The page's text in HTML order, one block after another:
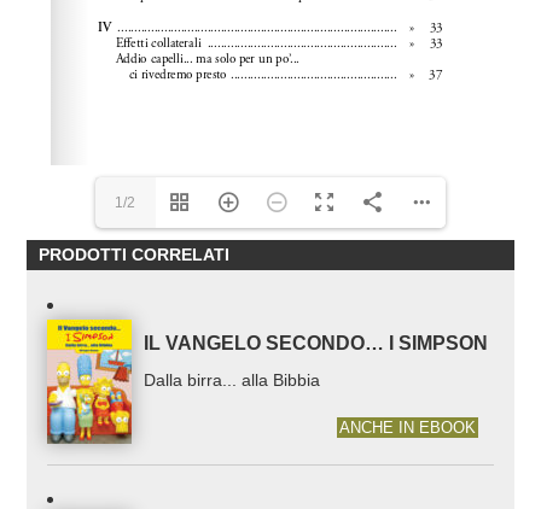
1/2
PRODOTTI CORRELATI
IL VANGELO SECONDO… I SIMPSON
Dalla birra... alla Bibbia
ANCHE IN EBOOK